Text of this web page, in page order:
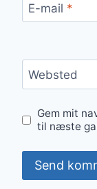
E-mail *
Websted
Gem mit
til næste